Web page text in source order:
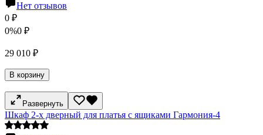
Нет отзывов
0 ₽
0%0 ₽
29 010 ₽
В корзину
Развернуть
Шкаф 2-х дверный для платья с ящиками Гармония-4